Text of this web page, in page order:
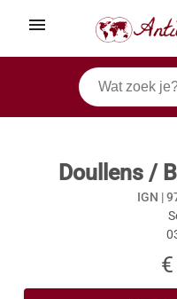
menu
Doullens /
IGN |